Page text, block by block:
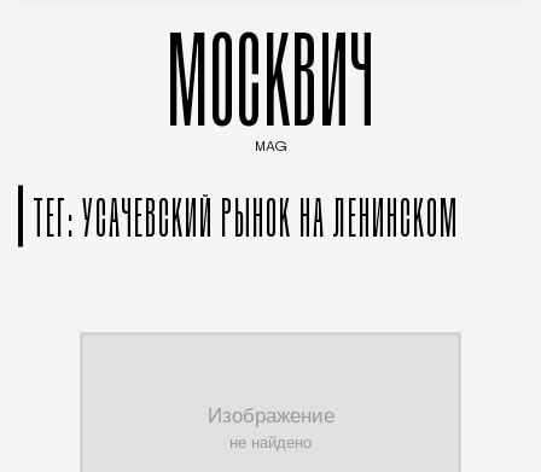
МОСКВИЧ
MAG
ТЕГ: УСАЧЕВСКИЙ РЫНОК НА ЛЕНИНСКОМ